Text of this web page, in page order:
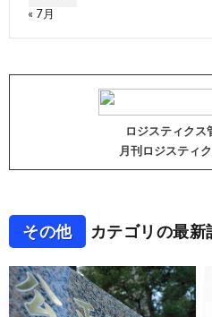
« 7月
ロジスティクス
月刊ロジスティ
その他 カテゴリの最新